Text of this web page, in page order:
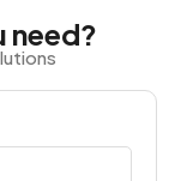
need?